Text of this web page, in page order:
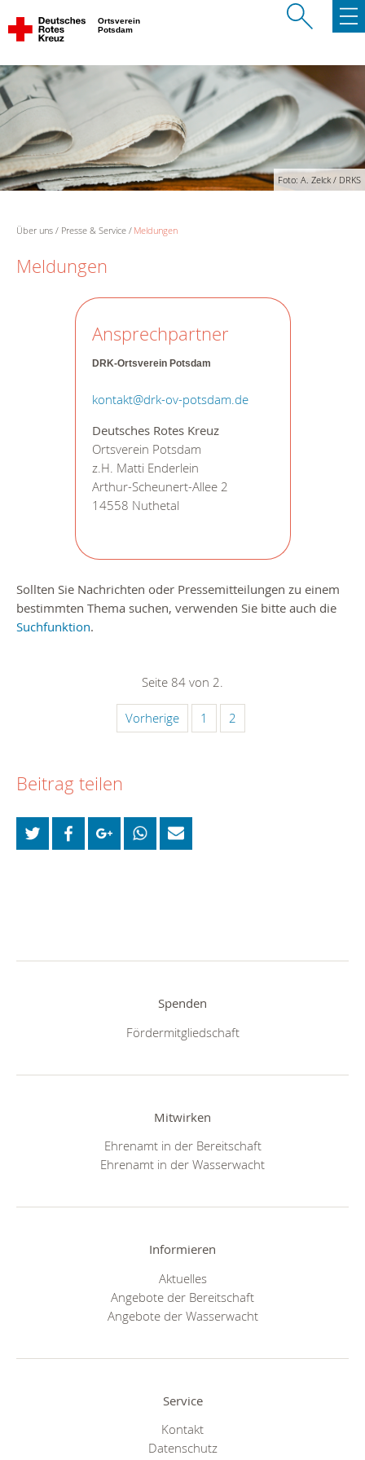
Ortsverein
Potsdam
Foto: A. Zelck / DRKS
Über uns Presse & Service Meldungen
Meldungen
Ansprechpartner
DRK-Ortsverein Potsdam
kontakt@drk-ov-potsdam.de
Deutsches Rotes Kreuz
Ortsverein Potsdam
z.H. Matti Enderlein
Arthur-Scheunert-Allee 2
14558 Nuthetal
Sollten Sie Nachrichten oder Pressemitteilungen zu einem
bestimmten Thema suchen, verwenden Sie bitte auch die
Suchfunktion.
Seite 84 von 2.
Vorherige 1 2
Beitrag teilen
Spenden
Fördermitgliedschaft
Mitwirken
Ehrenamt in der Bereitschaft
Ehrenamt in der Wasserwacht
Informieren
Aktuelles
Angebote der Bereitschaft
Angebote der Wasserwacht
Service
Kontakt
Datenschutz